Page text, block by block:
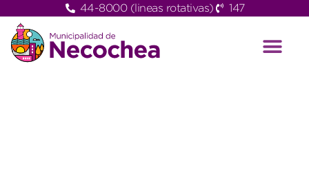
44-8000 (lineas rotativas) 147